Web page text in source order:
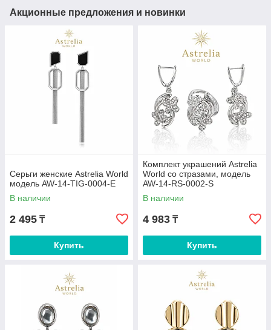
Акционные предложения и новинки
Серьги женские Astrelia World
модель AW-14-TIG-0004-E
В наличии
2 495 ₸
Купить
Комплект украшений Astrelia
World со стразами, модель
AW-14-RS-0002-S
В наличии
4 983 ₸
Купить